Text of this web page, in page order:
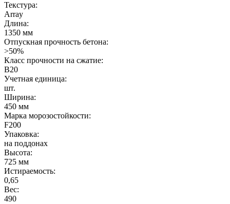
Текстура:
Array
Длина:
1350 мм
Отпускная прочность бетона:
>50%
Класс прочности на сжатие:
B20
Учетная единица:
шт.
Ширина:
450 мм
Марка морозостойкости:
F200
Упаковка:
на поддонах
Высота:
725 мм
Истираемость:
0,65
Вес:
490